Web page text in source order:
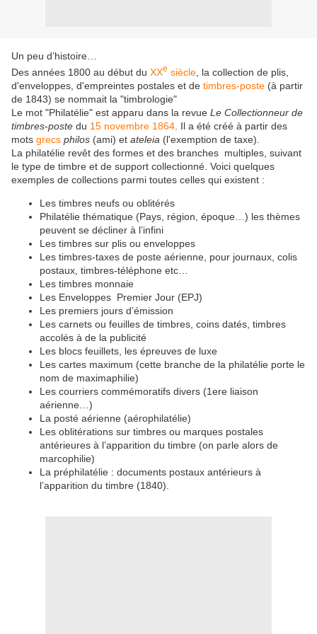
Un peu d’histoire…
Des années 1800 au début du XXe siècle , la collection de plis,
d'enveloppes, d'empreintes postales et de timbres-poste (à partir
de 1843) se nommait la "timbrologie"
Le mot "Philatélie" est apparu dans la revue Le Collectionneur de
timbres-poste du 15 novembre 1864 . Il a été créé à partir des
mots grecs philos (ami) et ateleia (l'exemption de taxe).
La philatélie revêt des formes et des branches multiples, suivant
le type de timbre et de support collectionné. Voici quelques
exemples de collections parmi toutes celles qui existent :
Les timbres neufs ou oblitérés
Philatélie thématique (Pays, région, époque…) les thèmes
peuvent se décliner à l’infini
Les timbres sur plis ou enveloppes
Les timbres-taxes de poste aérienne, pour journaux, colis
postaux, timbres-téléphone etc…
Les timbres monnaie
Les Enveloppes Premier Jour (EPJ)
Les premiers jours d’émission
Les carnets ou feuilles de timbres, coins datés, timbres
accolés à de la publicité
Les blocs feuillets, les épreuves de luxe
Les cartes maximum (cette branche de la philatélie porte le
nom de maximaphilie)
Les courriers commémoratifs divers (1ere liaison
aérienne…)
La posté aérienne (aérophilatélie)
Les oblitérations sur timbres ou marques postales
antérieures à l’apparition du timbre (on parle alors de
marcophilie)
La préphilatélie : documents postaux antérieurs à
l’apparition du timbre (1840).